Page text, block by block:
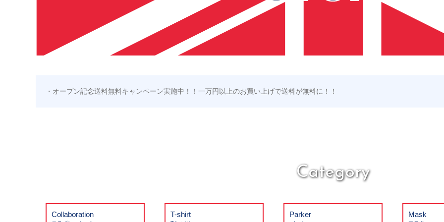
・オープン記念送料無料キャンペーン実施中！！一万円以上のお買い上げで送料が無料に！！
Category
Collaboration T-shirt Parker Mask